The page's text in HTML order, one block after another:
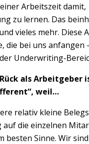
Arbeitszeit damit,
zu lernen. Das
vieles mehr. Diese
die bei uns anfangen
Underwriting-
als Arbeitgeber
weil…
relativ kleine
die einzelnen
besten Sinne. Wir